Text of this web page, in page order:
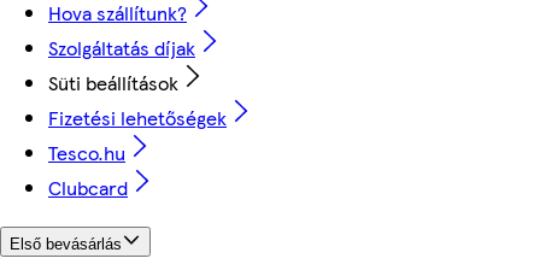
Hova szállítunk?
Szolgáltatás díjak
Süti beállítások
Fizetési lehetőségek
Tesco.hu
Clubcard
Első bevásárlás